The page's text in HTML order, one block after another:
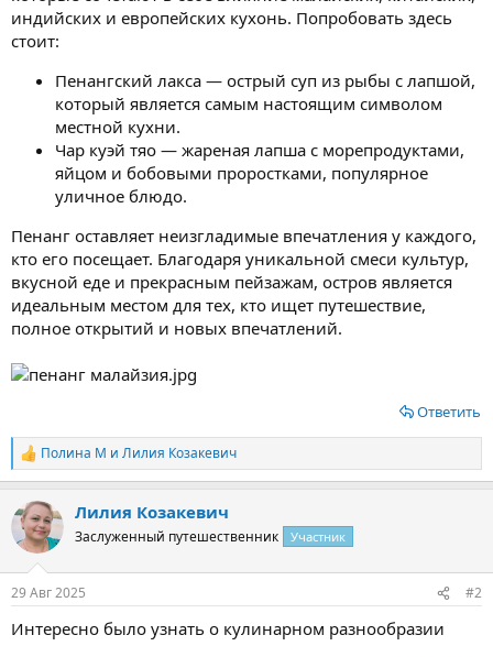
индийских и европейских кухонь. Попробовать здесь
стоит:
Пенангский лакса — острый суп из рыбы с лапшой,
который является самым настоящим символом
местной кухни.
Чар куэй тяо — жареная лапша с морепродуктами,
яйцом и бобовыми проростками, популярное
уличное блюдо.
Пенанг оставляет неизгладимые впечатления у каждого,
кто его посещает. Благодаря уникальной смеси культур,
вкусной еде и прекрасным пейзажам, остров является
идеальным местом для тех, кто ищет путешествие,
полное открытий и новых впечатлений.
Ответить
Р
е
к
ц
и
Полина М и Лилия Козакевич
Лилия Козакевич
Заслуженный путешественник Участник
29 Авг 2025 #2
Интересно было узнать о кулинарном разнообразии